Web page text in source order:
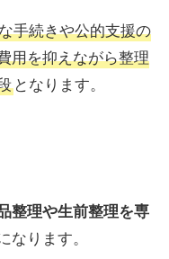
手続きや公的支援の
用を抑えながら整理
となります。
整理や生前整理を専
なります。